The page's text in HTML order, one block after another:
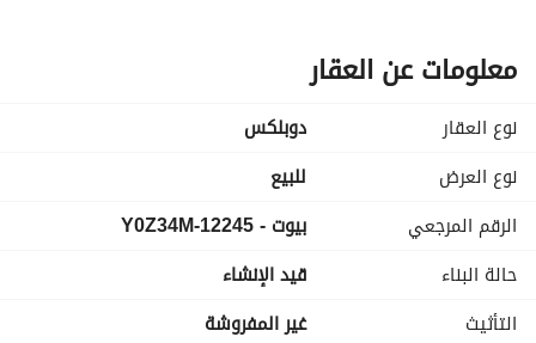
مباشرة على طريق السويس.
5 دقائق من العاصمة الإدارية الجديدة.
10 دقائق من الجامعة الأمريكية (AUC).
أمام مدينتي (Madinaty) مباشرة وبجوار ماونتن فيو آي سيتي.
عن المشروع:
حياة الرفاهية حول أكبر Crystal Lagoon في المنطقة.
لاندسكيب ومساحات خضراء واسعة توفر لك الخصوصية.
منطقة خدمات تجارية، مطاعم، وكافيهات عالمية داخل الكمبوند.
معلومات عن العقار
نوع العقار
دوبلكس
نوع العرض
للبيع
الرقم المرجعي
بيوت - 12245-Y0Z34M
حالة البناء
قيد الإنشاء
التأثيث
غير المفروشة